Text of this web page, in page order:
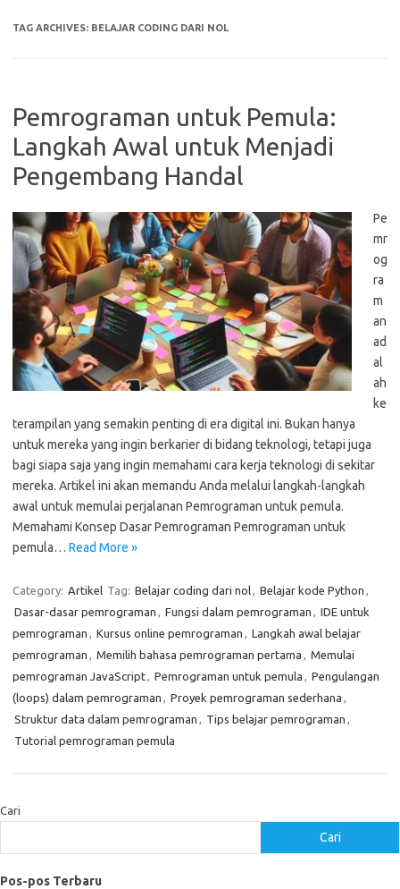
TAG ARCHIVES: BELAJAR CODING DARI NOL
Pemrograman untuk Pemula:
Langkah Awal untuk Menjadi
Pengembang Handal
Pe
mr
og
ra
m
an
ad
al
ah
ke
terampilan yang semakin penting di era digital ini. Bukan hanya
untuk mereka yang ingin berkarier di bidang teknologi, tetapi juga
bagi siapa saja yang ingin memahami cara kerja teknologi di sekitar
mereka. Artikel ini akan memandu Anda melalui langkah-langkah
awal untuk memulai perjalanan Pemrograman untuk pemula.
Memahami Konsep Dasar Pemrograman Pemrograman untuk
pemula… Read More »
Category: Artikel Tag: Belajar coding dari nol, Belajar kode Python ,
Dasar-dasar pemrograman , Fungsi dalam pemrograman , IDE untuk
pemrograman , Kursus online pemrograman , Langkah awal belajar
pemrograman , Memilih bahasa pemrograman pertama , Memulai
pemrograman JavaScript, Pemrograman untuk pemula , Pengulangan
(loops) dalam pemrograman , Proyek pemrograman sederhana ,
Struktur data dalam pemrograman , Tips belajar pemrograman ,
Tutorial pemrograman pemula
Cari
Cari
Pos-pos Terbaru